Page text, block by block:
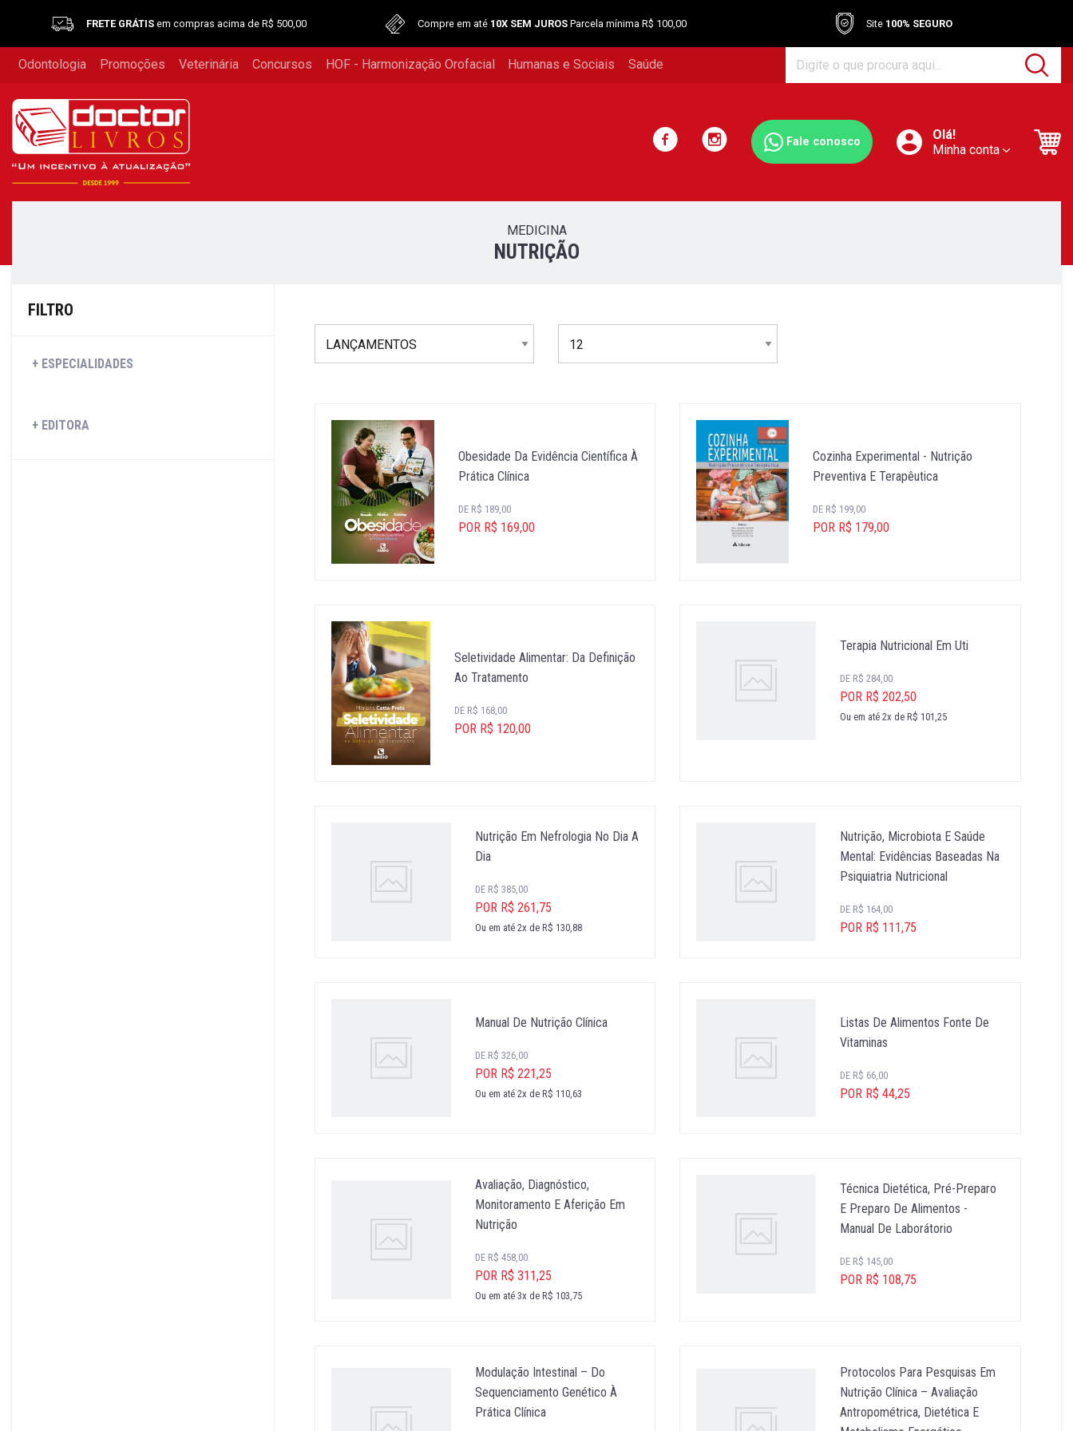
FRETE GRÁTIS em compras acima de R$ 500,00 Compre em até 10X SEM JUROS Parcela mínima R$ 100,00 Site 100% SEGURO
Odontologia Promoções Veterinária Concursos HOF - Harmonização Orofacial Humanas e Sociais Saúde
Fale conosco
Olá!
Minha conta
MEDICINA
NUTRIÇÃO
FILTRO
ESPECIALIDADES
EDITORA
Obesidade Da Evidência Científica À
Prática Clínica
DE R$ 189,00
POR R$ 169,00
Cozinha Experimental - Nutrição
Preventiva E Terapêutica
DE R$ 199,00
POR R$ 179,00
Seletividade Alimentar: Da Definição
Ao Tratamento
DE R$ 168,00
POR R$ 120,00
Terapia Nutricional Em Uti
DE R$ 284,00
POR R$ 202,50
Ou em até 2x de R$ 101,25
Nutrição Em Nefrologia No Dia A
Dia
DE R$ 385,00
POR R$ 261,75
Ou em até 2x de R$ 130,88
Nutrição, Microbiota E Saúde
Mental: Evidências Baseadas Na
Psiquiatria Nutricional
DE R$ 164,00
POR R$ 111,75
Manual De Nutrição Clínica
DE R$ 326,00
POR R$ 221,25
Ou em até 2x de R$ 110,63
Listas De Alimentos Fonte De
Vitaminas
DE R$ 66,00
POR R$ 44,25
Avaliação, Diagnóstico,
Monitoramento E Aferição Em
Nutrição
DE R$ 458,00
POR R$ 311,25
Ou em até 3x de R$ 103,75
Técnica Dietética, Pré-Preparo
E Preparo De Alimentos -
Manual De Laborátorio
DE R$ 145,00
POR R$ 108,75
Modulação Intestinal – Do
Sequenciamento Genético À
Prática Clínica
Protocolos Para Pesquisas Em
Nutrição Clínica – Avaliação
Antropométrica, Dietética E